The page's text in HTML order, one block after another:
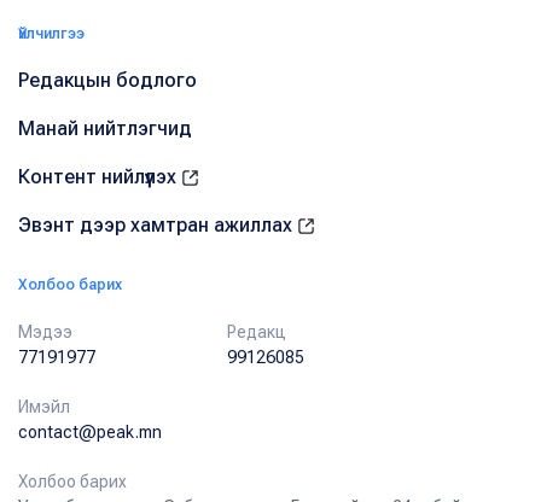
Үйлчилгээ
Редакцын бодлого
Манай нийтлэгчид
Контент нийлүүлэх
Эвэнт дээр хамтран ажиллах
Холбоо барих
Мэдээ
77191977
Редакц
99126085
Имэйл
contact@peak.mn
Холбоо барих